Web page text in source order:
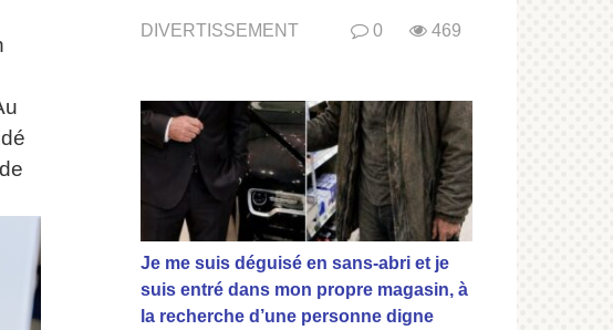
DIVERTISSEMENT 0 469
Je me suis déguisé en sans-abri et je
suis entré dans mon propre magasin, à
la recherche d’une personne digne